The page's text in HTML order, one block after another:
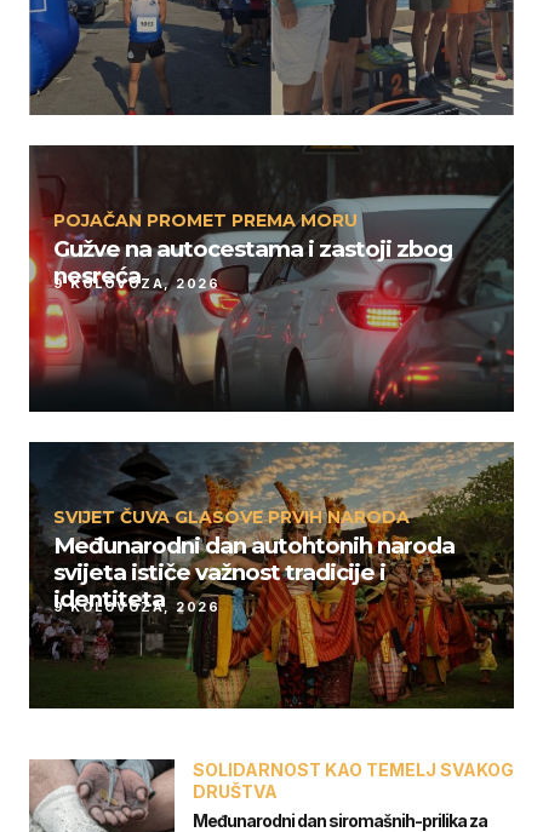
POJAČAN PROMET PREMA MORU
Gužve na autocestama i zastoji zbog
nesreća
9 KOLOVOZA, 2026
SVIJET ČUVA GLASOVE PRVIH NARODA
Međunarodni dan autohtonih naroda
svijeta ističe važnost tradicije i
identiteta
9 KOLOVOZA, 2026
SOLIDARNOST KAO TEMELJ SVAKOG
DRUŠTVA
Međunarodni dan siromašnih-prilika za